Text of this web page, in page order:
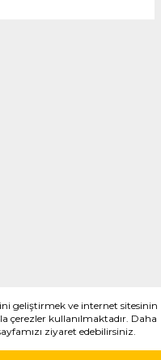
geliştirmek ve internet sitesinin
çerezler kullanılmaktadır. Daha
ziyaret edebilirsiniz.